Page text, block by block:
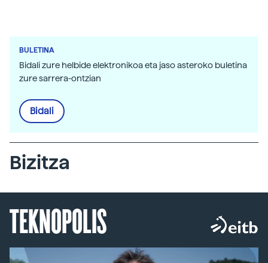
BULETINA
Bidali zure helbide elektronikoa eta jaso asteroko buletina
zure sarrera-ontzian
Bidali
Bizitza
TEKNOPOLIS